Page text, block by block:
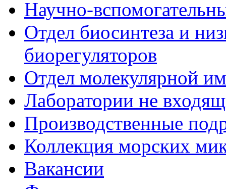
Научно-
Отдел биосинтеза и
биорегуляторов
Отдел молекулярной
Лаборатории не
Производственные
Коллекция морских
Вакансии